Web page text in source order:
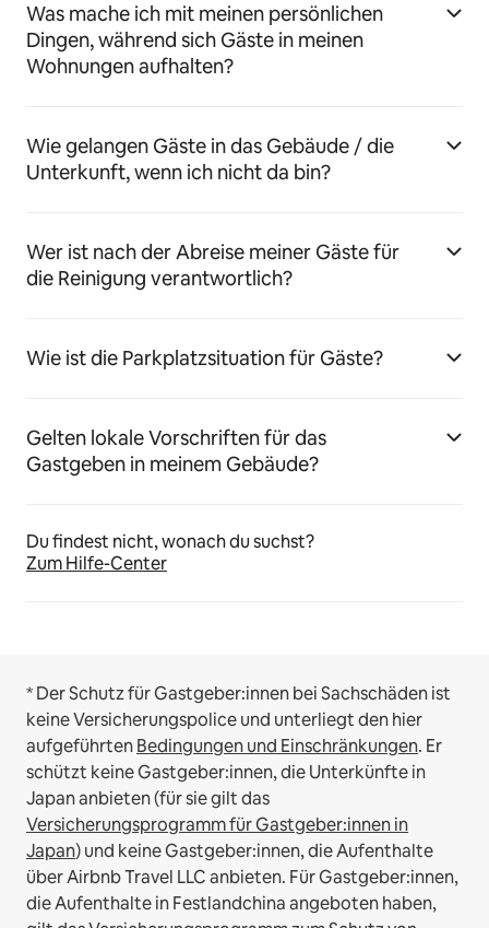
Was mache ich mit meinen persönlichen
Dingen, während sich Gäste in meinen
Wohnungen aufhalten?
Wie gelangen Gäste in das Gebäude / die
Unterkunft, wenn ich nicht da bin?
Wer ist nach der Abreise meiner Gäste für
die Reinigung verantwortlich?
Wie ist die Parkplatzsituation für Gäste?
Gelten lokale Vorschriften für das
Gastgeben in meinem Gebäude?
Du findest nicht, wonach du suchst?
Zum Hilfe-Center
* Der Schutz für Gastgeber:innen bei Sachschäden ist
keine Versicherungspolice und unterliegt den hier
aufgeführtenBedingungen und Einschränkungen. Er
schützt keine Gastgeber:innen, die Unterkünfte in
Japan anbieten (für sie gilt das
Versicherungsprogramm für Gastgeber:innen in
Japan) und keine Gastgeber:innen, die Aufenthalte
über Airbnb Travel LLC anbieten. Für Gastgeber:innen,
die Aufenthalte in Festlandchina angeboten haben,